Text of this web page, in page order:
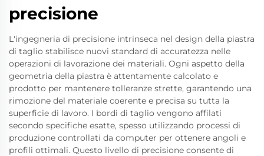
precisione
L'ingegneria di precisione intrinseca nel design della piastra
di taglio stabilisce nuovi standard di accuratezza nelle
operazioni di lavorazione dei materiali. Ogni aspetto della
geometria della piastra è attentamente calcolato e
prodotto per mantenere tolleranze strette, garantendo una
rimozione del materiale coerente e precisa su tutta la
superficie di lavoro. I bordi di taglio vengono affilati
secondo specifiche esatte, spesso utilizzando processi di
produzione controllati da computer per ottenere angoli e
profili ottimali. Questo livello di precisione consente di